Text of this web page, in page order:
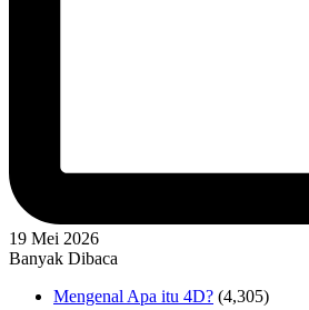
19 Mei 2026
Banyak Dibaca
Mengenal Apa itu 4D? (4,305)